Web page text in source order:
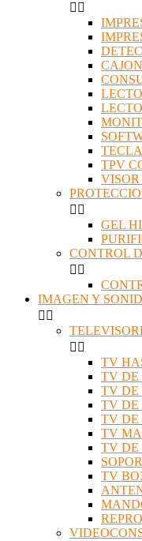
 
TPV
 
GEL
CONTROL
 
IMAGEN Y
 
 
TV
TV DE
TV DE
TV DE
TV DE
TV
TV DE
TV